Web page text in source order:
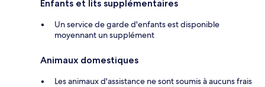
Enfants et lits supplémentaires
Un service de garde d'enfants est disponible
moyennant un supplément
Animaux domestiques
Les animaux d'assistance ne sont soumis à aucuns frais